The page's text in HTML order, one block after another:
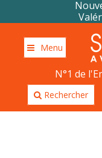
Menu
N°1 de
Rechercher